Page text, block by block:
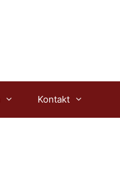
Kontakt